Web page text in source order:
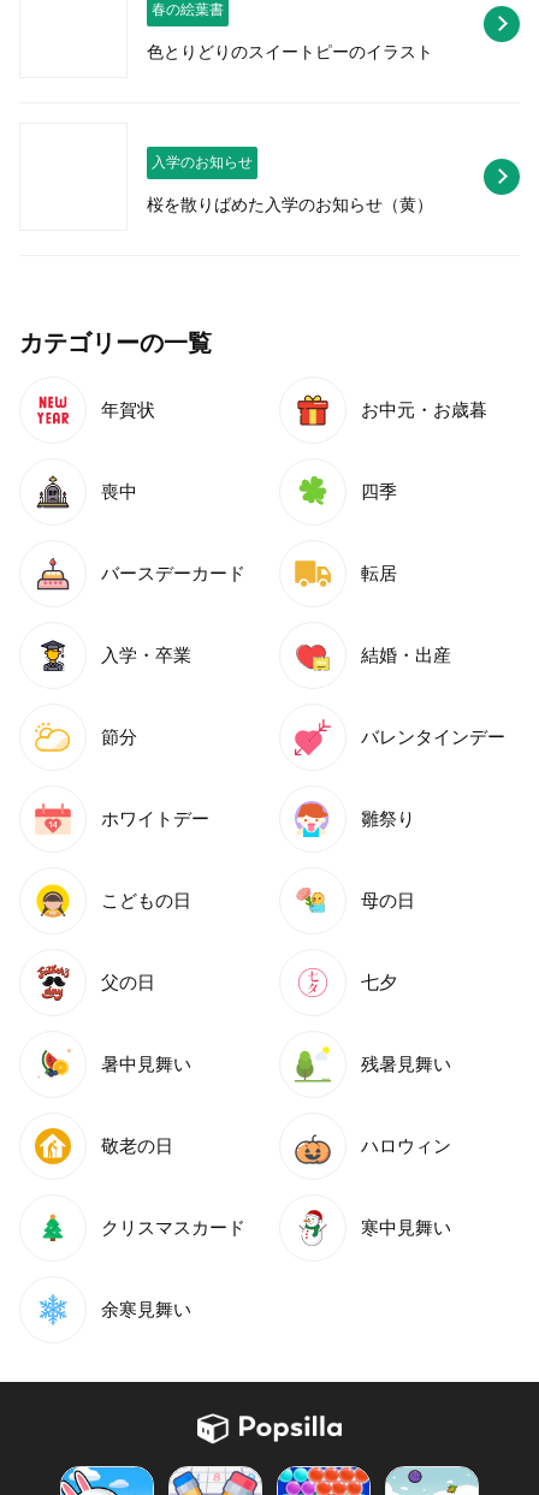
春の絵葉書
色とりどりのスイートピーのイラスト
入学のお知らせ
桜を散りばめた入学のお知らせ（黄）
カテゴリーの一覧
年賀状 お中元・お歳暮
喪中 四季
バースデーカード 転居
入学・卒業 結婚・出産
節分 バレンタインデー
ホワイトデー 雛祭り
こどもの日 母の日
父の日 七夕
暑中見舞い 残暑見舞い
敬老の日 ハロウィン
クリスマスカード 寒中見舞い
余寒見舞い